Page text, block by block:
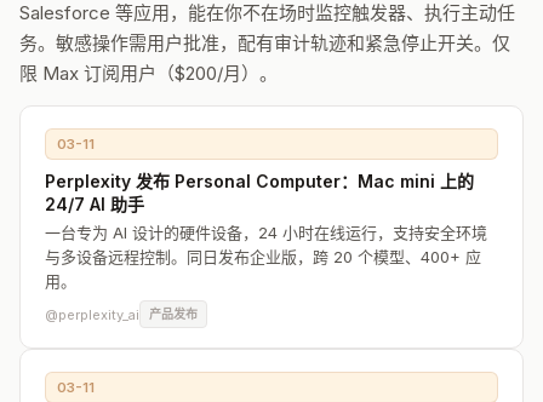
Salesforce 等应用，能在你不在场时监控触发器、执行主动任
务。敏感操作需用户批准，配有审计轨迹和紧急停止开关。仅
限 Max 订阅用户（$200/月）。
03-11
Perplexity 发布 Personal Computer：Mac mini 上的
24/7 AI 助手
一台专为 AI 设计的硬件设备，24 小时在线运行，支持安全环境
与多设备远程控制。同日发布企业版，跨 20 个模型、400+ 应
用。
@perplexity_ai 产品发布
03-11